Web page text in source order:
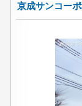
京成サンコー